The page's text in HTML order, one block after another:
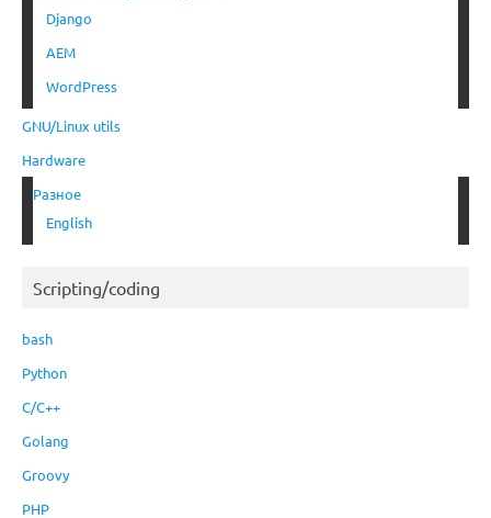
Django
AEM
WordPress
GNU/Linux utils
Hardware
Разное
English
Scripting/coding
bash
Python
C/C++
Golang
Groovy
PHP